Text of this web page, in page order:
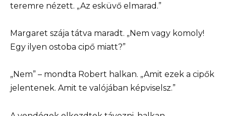
teremre nézett. „Az esküvő elmarad.”
Margaret szája tátva maradt. „Nem vagy komoly!
Egy ilyen ostoba cipő miatt?”
„Nem” – mondta Robert halkan. „Amit ezek a cipők
jelentenek. Amit te valójában képviselsz.”